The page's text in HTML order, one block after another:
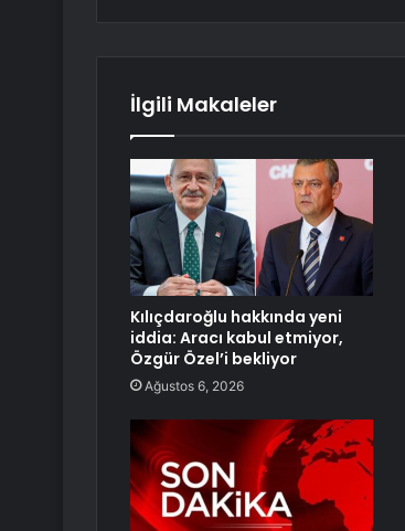
İlgili Makaleler
Kılıçdaroğlu hakkında yeni
iddia: Aracı kabul etmiyor,
Özgür Özel’i bekliyor
Ağustos 6, 2026